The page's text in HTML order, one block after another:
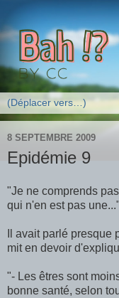
8 SEPTEMBRE 2009
Epidémie 9
"Je ne comprends
qui n'en est pas
Il avait parlé
mit en devoir
"- Les êtres sont
bonne santé, selon